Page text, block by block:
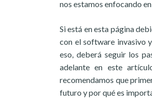
nos estamos enfocando
Si está en esta página
con el software invasivo
eso, deberá seguir los
adelante en este
recomendamos que
futuro y por qué es